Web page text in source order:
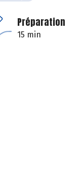
Préparation
15 min